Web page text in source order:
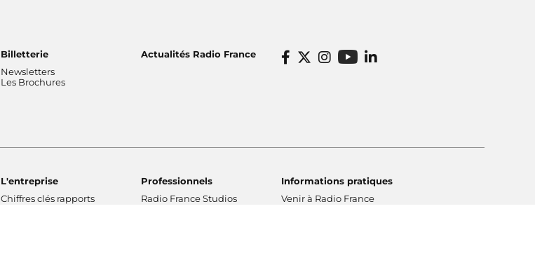
Billetterie
Newsletters
Les Brochures
Actualités Radio France
L'entreprise
Chiffres clés rapports
Professionnels
Radio France Studios
Informations pratiques
Venir à Radio France